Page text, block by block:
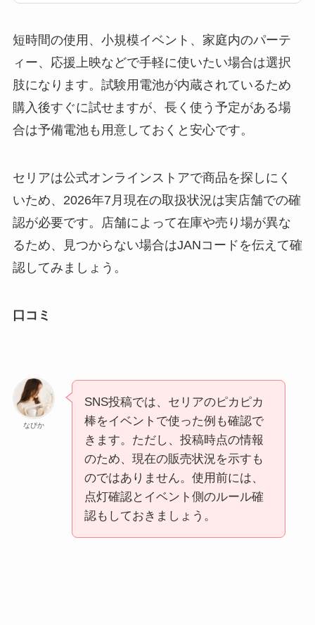
短時間の使用、小規模イベント、家庭内のパーテ
ィー、応援上映などで手軽に使いたい場合は選択
肢になります。試験用電池が内蔵されているため
購入後すぐに試せますが、長く使う予定がある場
合は予備電池も用意しておくと安心です。
セリアは公式オンラインストアで商品を探しにく
いため、2026年7月現在の取扱状況は実店舗での確
認が必要です。店舗によって在庫や売り場が異な
るため、見つからない場合はJANコードを伝えて確
認してみましょう。
口コミ
なびか
SNS投稿では、セリアのピカピカ
棒をイベントで使った例も確認で
きます。ただし、投稿時点の情報
のため、現在の販売状況を示すも
のではありません。使用前には、
点灯確認とイベント側のルール確
認もしておきましょう。